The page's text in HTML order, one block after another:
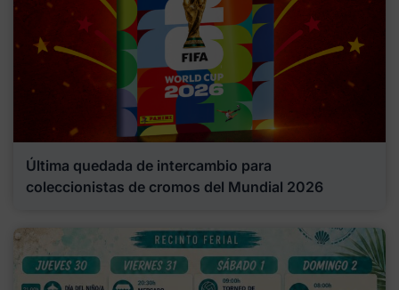
Última quedada de intercambio para
coleccionistas de cromos del Mundial 2026